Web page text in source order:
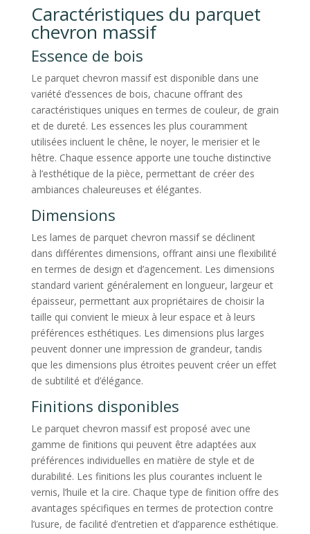
Caractéristiques du parquet
chevron massif
Essence de bois
Le parquet chevron massif est disponible dans une
variété d’essences de bois, chacune offrant des
caractéristiques uniques en termes de couleur, de grain
et de dureté. Les essences les plus couramment
utilisées incluent le chêne, le noyer, le merisier et le
hêtre. Chaque essence apporte une touche distinctive
à l’esthétique de la pièce, permettant de créer des
ambiances chaleureuses et élégantes.
Dimensions
Les lames de parquet chevron massif se déclinent
dans différentes dimensions, offrant ainsi une flexibilité
en termes de design et d’agencement. Les dimensions
standard varient généralement en longueur, largeur et
épaisseur, permettant aux propriétaires de choisir la
taille qui convient le mieux à leur espace et à leurs
préférences esthétiques. Les dimensions plus larges
peuvent donner une impression de grandeur, tandis
que les dimensions plus étroites peuvent créer un effet
de subtilité et d’élégance.
Finitions disponibles
Le parquet chevron massif est proposé avec une
gamme de finitions qui peuvent être adaptées aux
préférences individuelles en matière de style et de
durabilité. Les finitions les plus courantes incluent le
vernis, l’huile et la cire. Chaque type de finition offre des
avantages spécifiques en termes de protection contre
l’usure, de facilité d’entretien et d’apparence esthétique.